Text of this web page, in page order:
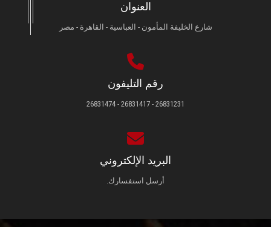
العنوان
شارع الخليفة المأمون - العباسية - القاهرة - مصر
رقم التليفون
26831231 - 26831417 - 26831474
البريد الإلكتروني
أرسل استفسارك.